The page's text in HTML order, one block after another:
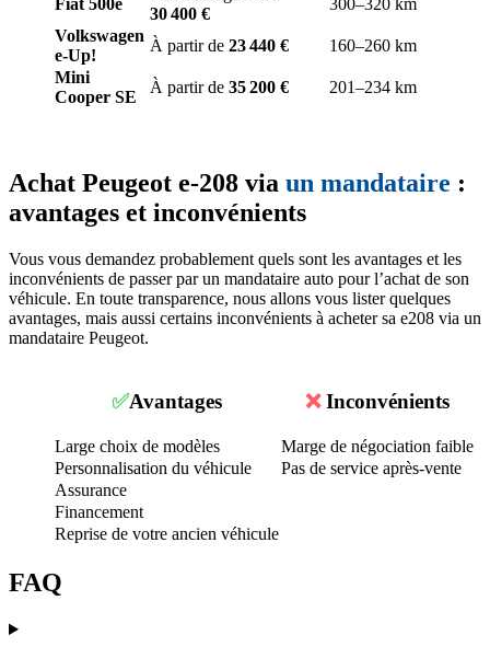
Fiat 500e
30 400 €
300–320 km
Volkswagen
e-Up!
À partir de 23 440 €
160–260 km
Mini
Cooper SE
À partir de 35 200 € 201–234 km
Achat Peugeot e-208 via un mandataire :
avantages et inconvénients
Vous vous demandez probablement quels sont les avantages et les
inconvénients de passer par un mandataire auto pour l’achat de son
véhicule. En toute transparence, nous allons vous lister quelques
avantages, mais aussi certains inconvénients à acheter sa e208 via un
mandataire Peugeot.
✅Avantages ❌Inconvénients
Large choix de modèles
Marge de négociation faible
Personnalisation du véhicule
Pas de service après-vente
Assurance
Financement
Reprise de votre ancien véhicule
FAQ